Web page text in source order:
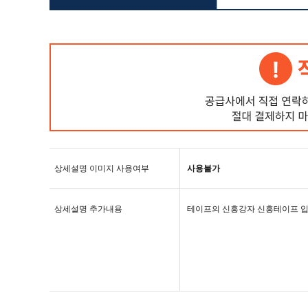
상세설명 이미지 사용여부 사용불가
상세설명 추가내용 테이프의 신흥강자 신흥테이프